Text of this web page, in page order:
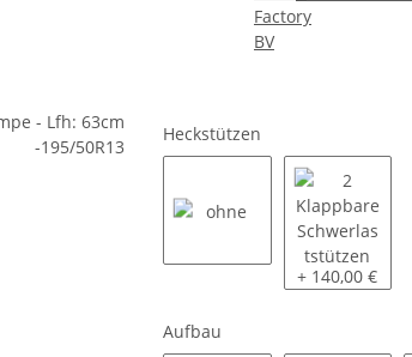
Heckstützen
2 Klappbare
+ 140,00 €
Aufbau